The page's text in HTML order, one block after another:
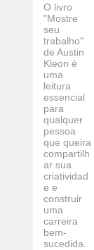
O livro
"Mostre
seu
trabalho"
de Austin
Kleon é
uma
leitura
essencial
para
qualquer
pessoa
que queira
compartilh
ar sua
criatividad
e e
construir
uma
carreira
bem-
sucedida..